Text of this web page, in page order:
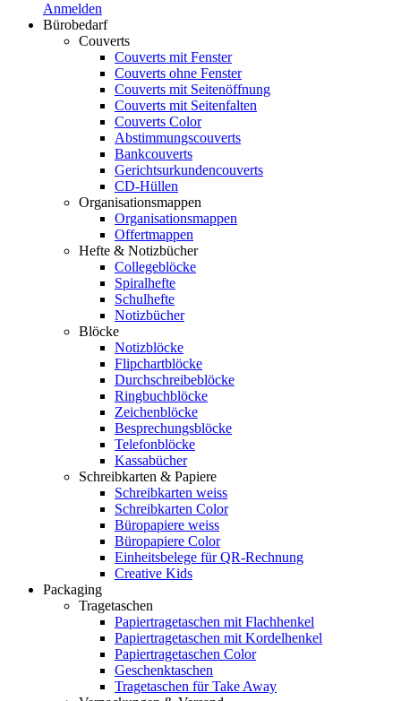
Anmelden
Bürobedarf
Couverts
Couverts mit Fenster
Couverts ohne Fenster
Couverts mit Seitenöffnung
Couverts mit Seitenfalten
Couverts Color
Abstimmungscouverts
Bankcouverts
Gerichtsurkundencouverts
CD-Hüllen
Organisationsmappen
Organisationsmappen
Offertmappen
Hefte & Notizbücher
Collegeblöcke
Spiralhefte
Schulhefte
Notizbücher
Blöcke
Notizblöcke
Flipchartblöcke
Durchschreibeblöcke
Ringbuchblöcke
Zeichenblöcke
Besprechungsblöcke
Telefonblöcke
Kassabücher
Schreibkarten & Papiere
Schreibkarten weiss
Schreibkarten Color
Büropapiere weiss
Büropapiere Color
Einheitsbelege für QR-Rechnung
Creative Kids
Packaging
Tragetaschen
Papiertragetaschen mit Flachhenkel
Papiertragetaschen mit Kordelhenkel
Papiertragetaschen Color
Geschenktaschen
Tragetaschen für Take Away